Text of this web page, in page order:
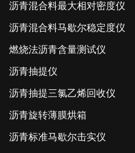
沥青混合料最大相对密度仪
沥青混合料马歇尔稳定度仪
燃烧法沥青含量测试仪
沥青抽提仪
沥青抽提三氯乙烯回收仪
沥青旋转薄膜烘箱
沥青标准马歇尔击实仪